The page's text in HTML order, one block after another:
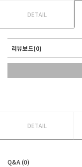
DETAIL
리뷰보드(0)
DETAIL
Q&A (0)